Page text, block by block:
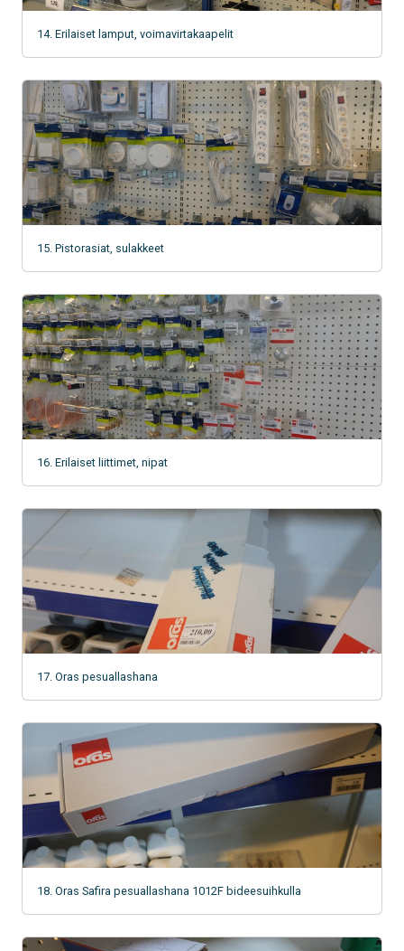
14. Erilaiset lamput, voimavirtakaapelit
15. Pistorasiat, sulakkeet
16. Erilaiset liittimet, nipat
17. Oras pesuallashana
18. Oras Safira pesuallashana 1012F bideesuihkulla